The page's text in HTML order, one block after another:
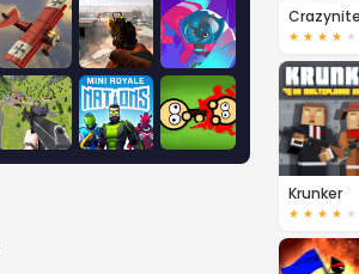
★ ★ ★ ★ ★
Krunker
★ ★ ★ ★ ★